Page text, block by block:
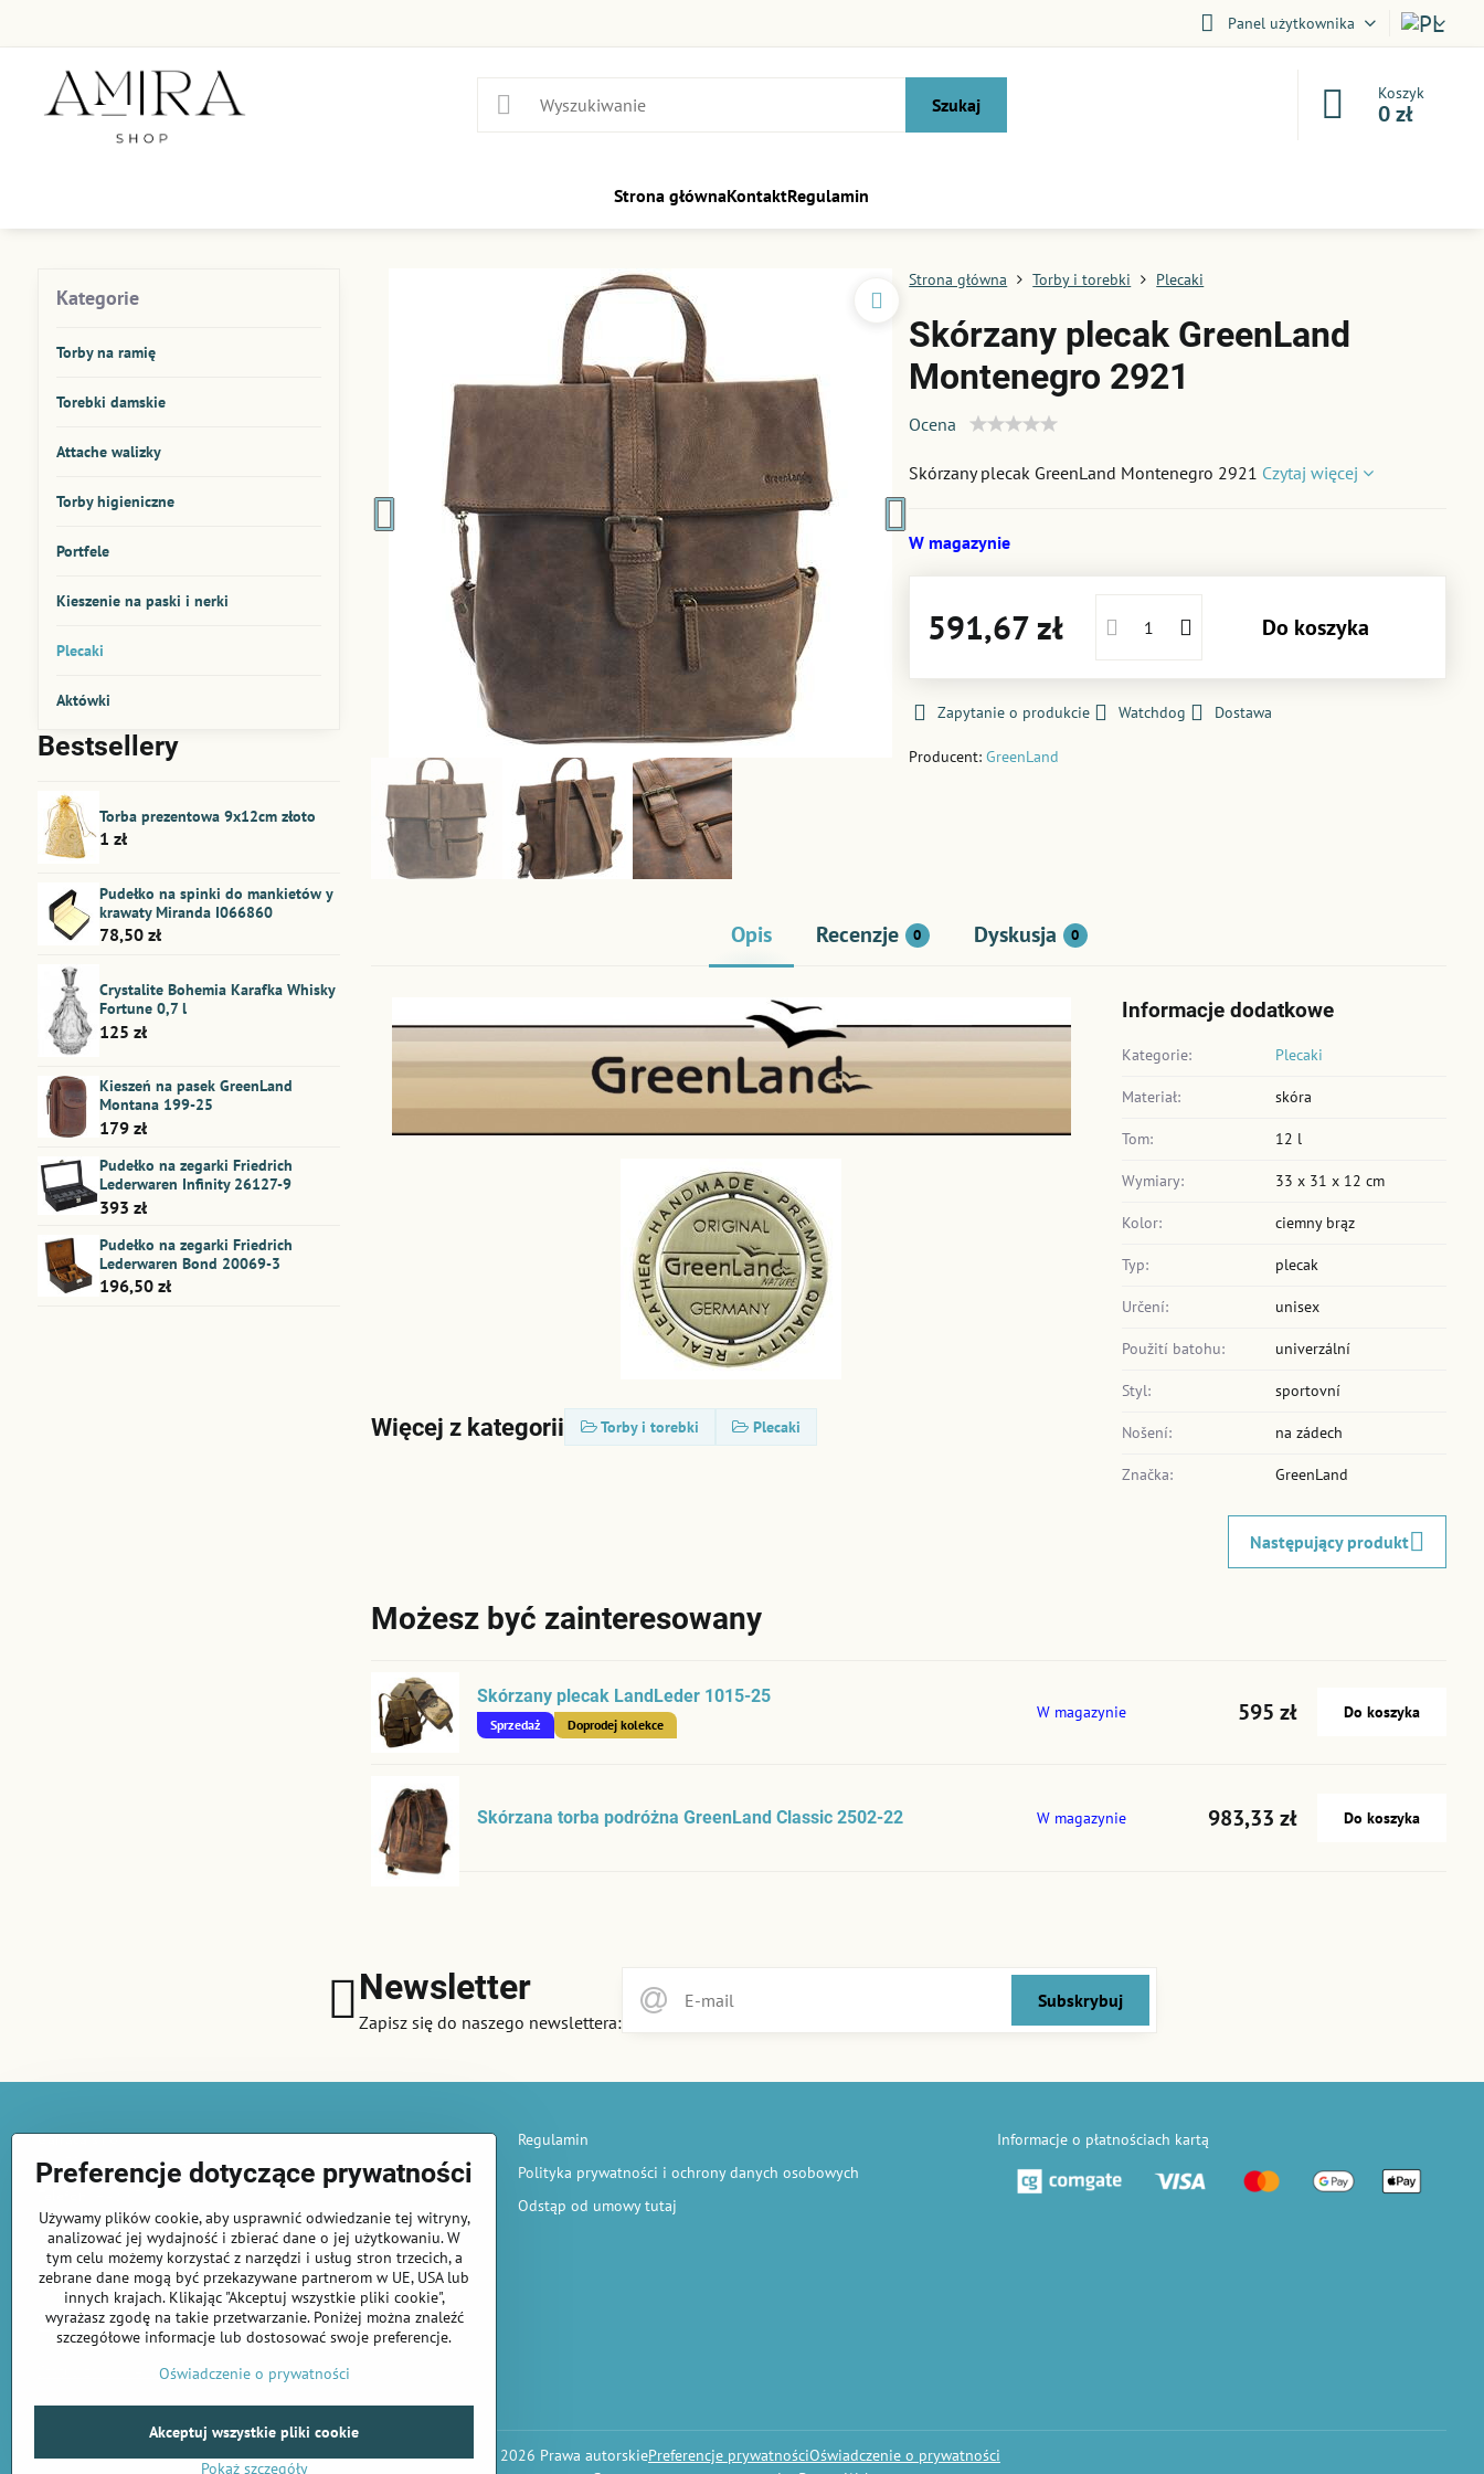
Panel użytkownika
Szukaj
Koszyk
0 zł
Strona głównaKontaktRegulamin
Strona główna Torby i torebki Plecaki
Skórzany plecak GreenLand
Montenegro 2921
Ocena
Skórzany plecak GreenLand Montenegro 2921 Czytaj więcej
W magazynie
591,67 zł Do koszyka
Zapytanie o produkcie Watchdog Dostawa
Producent:GreenLand
Opis Recenzje 0 Dyskusja 0
Więcej z kategorii Torby i torebki Plecaki
Informacje dodatkowe
Kategorie: Plecaki
Materiał: skóra
Tom: 12 l
Wymiary: 33 x 31 x 12 cm
Kolor: ciemny brąz
Typ: plecak
Určení: unisex
Použití batohu: univerzální
Styl: sportovní
Nošení: na zádech
Značka: GreenLand
Następujący produkt
Możesz być zainteresowany
Skórzany plecak LandLeder 1015-25
Sprzedaż Doprodej kolekce
W magazynie 595 zł Do koszyka
Skórzana torba podróżna GreenLand Classic 2502-22 W magazynie 983,33 zł Do koszyka
Kategorie
Torby na ramię
Torebki damskie
Attache walizky
Torby higieniczne
Portfele
Kieszenie na paski i nerki
Plecaki
Aktówki
Bestsellery
Torba prezentowa 9x12cm złoto
1 zł
Pudełko na spinki do mankietów y
krawaty Miranda I066860
78,50 zł
Crystalite Bohemia Karafka Whisky
Fortune 0,7 l
125 zł
Kieszeń na pasek GreenLand
Montana 199-25
179 zł
Pudełko na zegarki Friedrich
Lederwaren Infinity 26127-9
393 zł
Pudełko na zegarki Friedrich
Lederwaren Bond 20069-3
196,50 zł
Newsletter
Zapisz się do naszego newslettera:
Subskrybuj
Gairaca s.r.o.
74253 Kunin 348, Czechy
E-mail:info@amirashop.pl
© Amparo Miranda® Copyright by Gairaca s.r.o.
All rights reserved
Zamówienia
Status zamówienia
Regulamin
Polityka prywatności i ochrony danych osobowych
Odstąp od umowy tutaj
Informacje o płatnościach kartą
2026 Prawa autorskiePreferencje prywatnościOświadczenie o prywatności
Preferencje dotyczące prywatności
Używamy plików cookie, aby usprawnić odwiedzanie tej witryny,
analizować jej wydajność i zbierać dane o jej użytkowaniu. W
tym celu możemy korzystać z narzędzi i usług stron trzecich, a
zebrane dane mogą być przekazywane partnerom w UE, USA lub
innych krajach. Klikając "Akceptuj wszystkie pliki cookie",
wyrażasz zgodę na takie przetwarzanie. Poniżej można znaleźć
szczegółowe informacje lub dostosować swoje preferencje.
Oświadczenie o prywatności
Pokaż szczegóły
Akceptuj wszystkie pliki cookie